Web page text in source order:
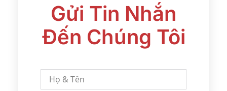
Gửi Tin Nhắn
Đến Chúng Tôi